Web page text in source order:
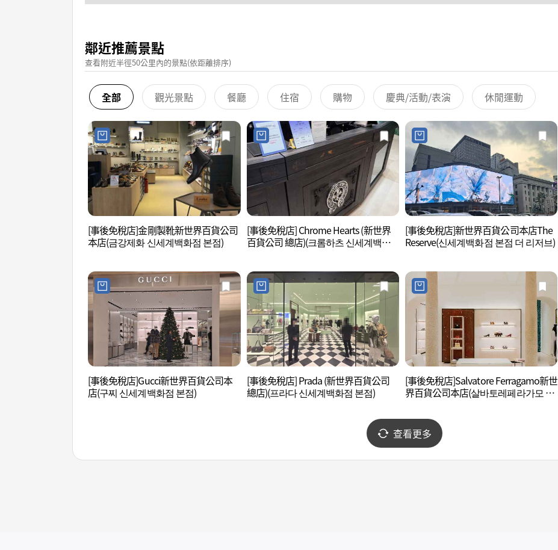
鄰近推薦景點
查看附近半徑50公里內的景點(依距離排序)
全部 觀光景點 餐廳 住宿 購物 慶典/活動/表演 休閒運動
[事後免稅店]金剛製靴新世界百貨公司
本店(금강제화 신세계백화점 본점)
[事後免稅店] Chrome Hearts (新世界
百貨公司 總店)(크롬하츠 신세계백화
[事後免稅店]新世界百貨公司本店The
Reserve(신세계백화점 본점 더 리저브)
[事後免稅店]Gucci新世界百貨公司本
店(구찌 신세계백화점 본점)
[事後免稅店] Prada (新世界百貨公司
總店)(프라다 신세계백화점 본점)
[事後免稅店]Salvatore Ferragamo新世
界百貨公司本店(살바토레페라가모 신
查看更多